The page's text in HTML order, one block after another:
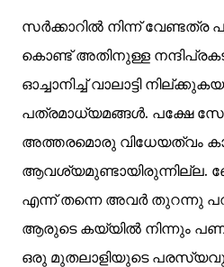
സർക്കാറിൽ നിന്ന് വേണ്ടത്ര
കൊണ്ട് അതിനുള്ള
ഓച്ചാനിച്ച് വാലാട്ടി
പത്രമാധ്യമങ്ങൾ. പക്ഷേ
അത്തരമൊരു വിധേയത്വം
എന്ന് തന്നെ അവർ തുറന്നു
ആരുടെ കയ്യിൽ നിന്നും പണം
ഒരു മുതലാളിയുടെ